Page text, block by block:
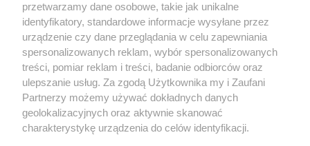
3 / 0
Nie zapomnij
zapoznać się z:
polityką prywatności
Twojemiasto
Piekary Śląskie
Chorzów
Tarnowskie Góry
Skontakuj sięz nami
Kontakt
Redakcja
Newsletter
przetwarzamy dane osobowe, takie jak unikalne
identyfikatory, standardowe informacje wysyłane przez
urządzenie czy dane przeglądania w celu zapewniania
spersonalizowanych reklam, wybór spersonalizowanych
treści, pomiar reklam i treści, badanie odbiorców oraz
ulepszanie usług. Za zgodą Użytkownika my i Zaufani
Partnerzy możemy używać dokładnych danych
geolokalizacyjnych oraz aktywnie skanować
charakterystykę urządzenia do celów identyfikacji.